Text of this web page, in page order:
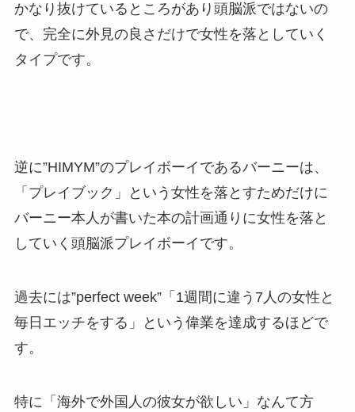
かなり抜けているところがあり頭脳派ではないの
で、完全に外見の良さだけで女性を落としていく
タイプです。
逆に”HIMYM”のプレイボーイであるバーニーは、
「プレイブック」という女性を落とすためだけに
バーニー本人が書いた本の計画通りに女性を落と
していく頭脳派プレイボーイです。
過去には”perfect week”「1週間に違う7人の女性と
毎日エッチをする」という偉業を達成するほどで
す。
特に「海外で外国人の彼女が欲しい」なんて方